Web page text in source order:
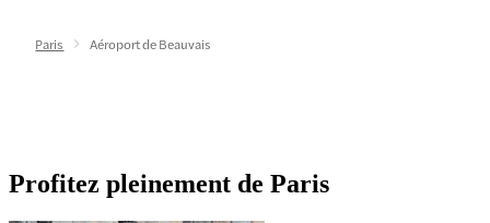
Paris Aéroport de Beauvais
Profitez pleinement de Paris